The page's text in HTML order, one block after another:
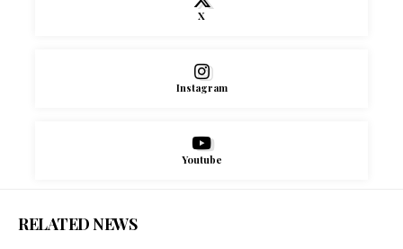
X
Instagram
Youtube
RELATED NEWS